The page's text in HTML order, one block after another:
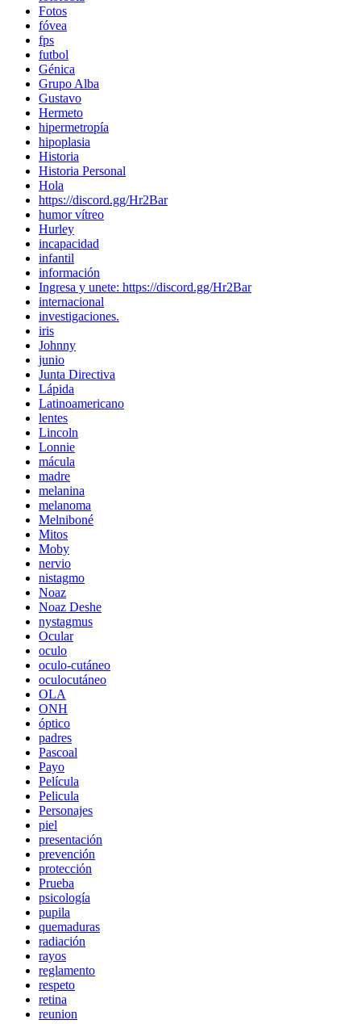
Fotos
fóvea
fps
futbol
Génica
Grupo Alba
Gustavo
Hermeto
hipermetropía
hipoplasia
Historia
Historia Personal
Hola
https://discord.gg/Hr2Bar
humor vítreo
Hurley
incapacidad
infantil
información
Ingresa y unete: https://discord.gg/Hr2Bar
internacional
investigaciones.
iris
Johnny
junio
Junta Directiva
Lápida
Latinoamericano
lentes
Lincoln
Lonnie
mácula
madre
melanina
melanoma
Melniboné
Mitos
Moby
nervio
nistagmo
Noaz
Noaz Deshe
nystagmus
Ocular
oculo
oculo-cutáneo
oculocutáneo
OLA
ONH
óptico
padres
Pascoal
Payo
Película
Pelicula
Personajes
piel
presentación
prevención
protección
Prueba
psicología
pupila
quemaduras
radiación
rayos
reglamento
respeto
retina
reunion